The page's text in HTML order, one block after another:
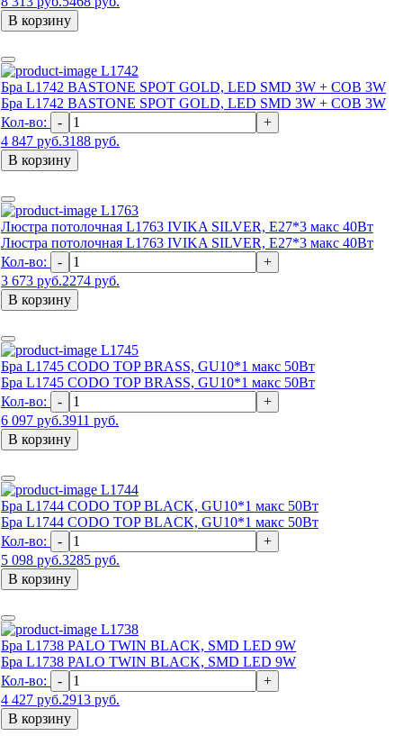
В корзину
L1742
Бра L1742 BASTONE SPOT GOLD, LED SMD 3W + COB 3W
Бра L1742 BASTONE SPOT GOLD, LED SMD 3W + COB 3W
Кол-во:
-
+
4 847 руб.3188 руб.
В корзину
L1763
Люстра потолочная L1763 IVIKA SILVER, E27*3 макс 40Вт
Люстра потолочная L1763 IVIKA SILVER, E27*3 макс 40Вт
Кол-во:
-
+
3 673 руб.2274 руб.
В корзину
L1745
Бра L1745 CODO TOP BRASS, GU10*1 макс 50Вт
Бра L1745 CODO TOP BRASS, GU10*1 макс 50Вт
Кол-во:
-
+
6 097 руб.3911 руб.
В корзину
L1744
Бра L1744 CODO TOP BLACK, GU10*1 макс 50Вт
Бра L1744 CODO TOP BLACK, GU10*1 макс 50Вт
Кол-во:
-
+
5 098 руб.3285 руб.
В корзину
L1738
Бра L1738 PALO TWIN BLACK, SMD LED 9W
Бра L1738 PALO TWIN BLACK, SMD LED 9W
Кол-во:
-
+
4 427 руб.2913 руб.
В корзину